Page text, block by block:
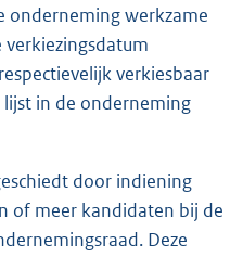
onderneming werkzame
verkiesbaar
in de onderneming
door indiening
of meer kandidaten bij de
Deze